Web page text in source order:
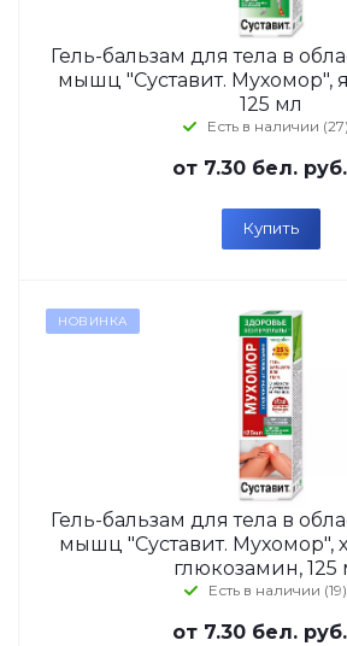
Гель-бальзам для тела в
мышц "Суставит. Мухомор",
125 мл
Есть в наличии (27)
от 7.30 бел. руб.
Купить
НОВИНКА
Гель-бальзам для тела в
мышц "Суставит. Мухомор",
глюкозамин, 125
Есть в наличии (19)
от 7.30 бел. руб.